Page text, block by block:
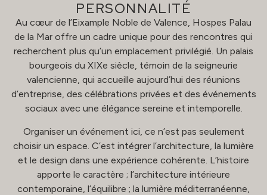
PERSONNALITÉ
Au cœur de l’Eixample Noble de Valence, Hospes Palau
de la Mar offre un cadre unique pour des rencontres qui
recherchent plus qu’un emplacement privilégié. Un palais
bourgeois du XIXe siècle, témoin de la seigneurie
valencienne, qui accueille aujourd’hui des réunions
d’entreprise, des célébrations privées et des événements
sociaux avec une élégance sereine et intemporelle.
Organiser un événement ici, ce n’est pas seulement
choisir un espace. C’est intégrer l’architecture, la lumière
et le design dans une expérience cohérente. L’histoire
apporte le caractère ; l’architecture intérieure
contemporaine, l’équilibre ; la lumière méditerranéenne,